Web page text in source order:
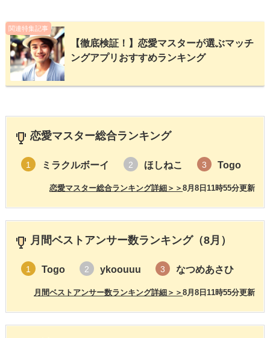
関連特集記事
【徹底検証！】恋愛マスターが選ぶマッチ
ングアプリおすすめランキング
恋愛マスター総合ランキング
1 ミラクルボーイ 2 ほしねこ 3 Togo
8月8日11時55分更新
恋愛マスター総合ランキング詳細＞＞
月間ベストアンサー数ランキング（8月）
1 Togo 2 ykoouuu 3 なつめあさひ
8月8日11時55分更新
月間ベストアンサー数ランキング詳細＞＞